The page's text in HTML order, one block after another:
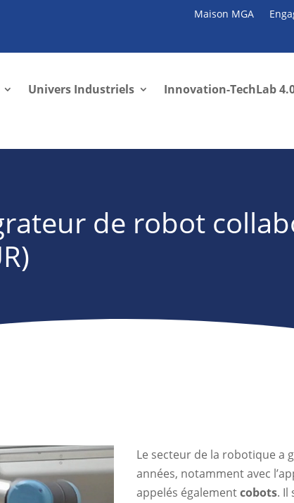
Maison MGA
Univers Industriels Innovation-TechLab
de robot
Le secteur de la robotique a
années, notamment avec
appelés égalementcobots. Il